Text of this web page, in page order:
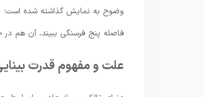
وضوح به نمایش گذاشته شده است؛
فاصله پنج فرسنگی ببیند، آن هم
علت و مفهوم قدرت